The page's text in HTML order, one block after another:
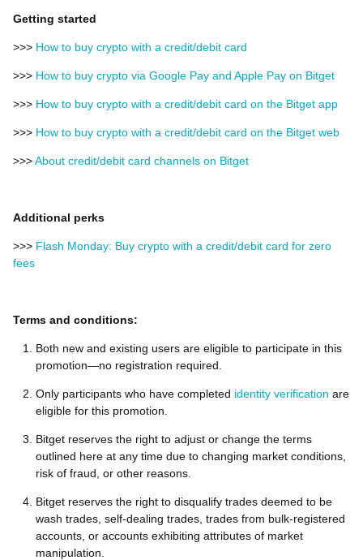
Getting started
>>> How to buy crypto with a credit/debit card
>>> How to buy crypto via Google Pay and Apple Pay on Bitget
>>> How to buy crypto with a credit/debit card on the Bitget app
>>> How to buy crypto with a credit/debit card on the Bitget web
>>>About credit/debit card channels on Bitget
Additional perks
>>> Flash Monday: Buy crypto with a credit/debit card for zero
fees
Terms and conditions:
Both new and existing users are eligible to participate in this
promotion—no registration required.
Only participants who have completed identity verification are
eligible for this promotion.
Bitget reserves the right to adjust or change the terms
outlined here at any time due to changing market conditions,
risk of fraud, or other reasons.
Bitget reserves the right to disqualify trades deemed to be
wash trades, self-dealing trades, trades from bulk-registered
accounts, or accounts exhibiting attributes of market
manipulation.